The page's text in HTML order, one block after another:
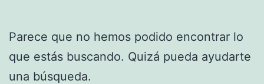
Parece que no hemos podido encontrar lo
que estás buscando. Quizá pueda ayudarte
una búsqueda.